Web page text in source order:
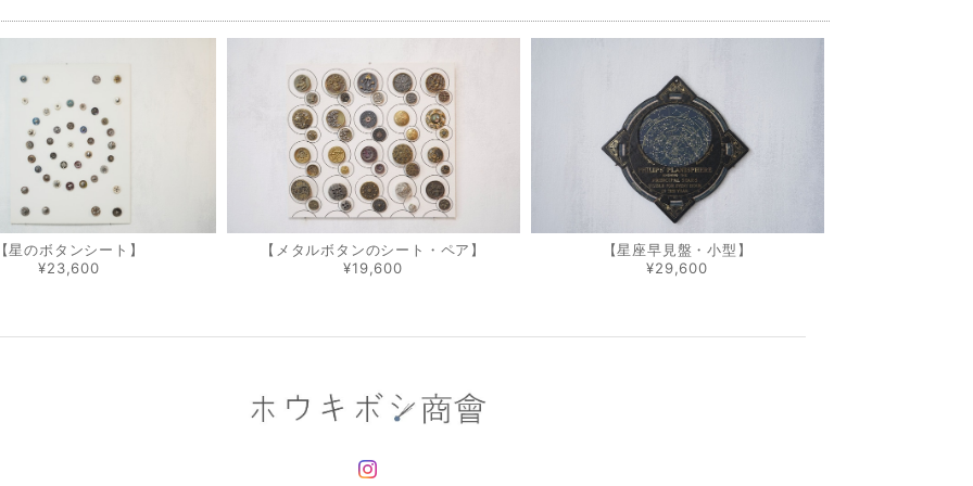
星のボタンシート】
¥23,600
【メタルボタンのシート・ペア】
¥19,600
【星座早見盤・小型】
¥29,600